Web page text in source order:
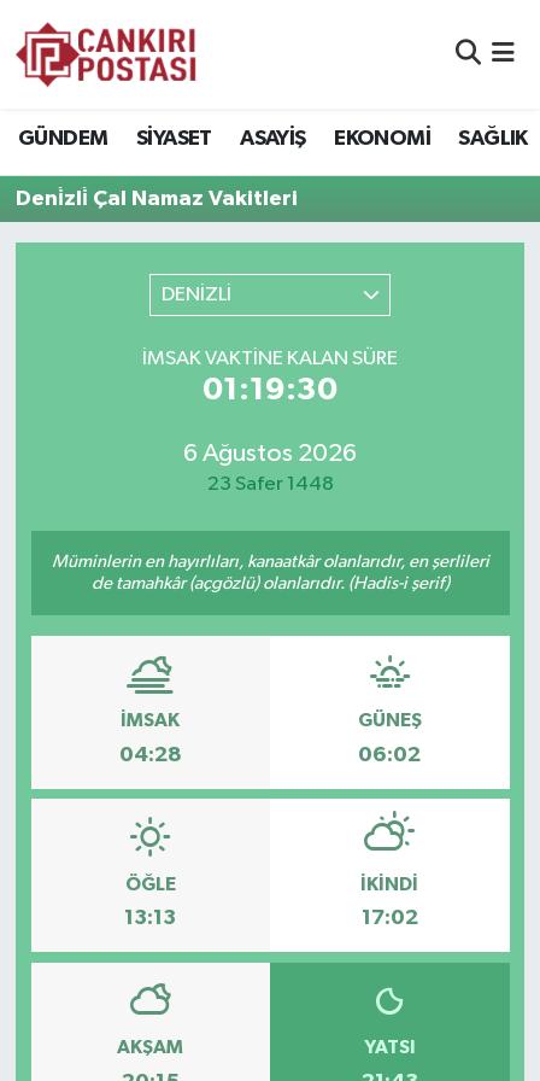
GÜNDEM SİYASET ASAYİŞ EKONOMİ SAĞLIK
Deni̇zli̇ Çal Namaz Vakitleri
DENİZLİ
İMSAK VAKTİNE KALAN SÜRE
01:19:30
6 Ağustos 2026
23 Safer 1448
Müminlerin en hayırlıları, kanaatkâr olanlarıdır, en şerlileri
de tamahkâr (açgözlü) olanlarıdır. (Hadis-i şerif)
İMSAK
04:28
GÜNEŞ
06:02
ÖĞLE
13:13
İKINDI
17:02
AKŞAM YATSI
ASAYİŞ
EKONOMİ
ÇEVRE
RESMİ İLANLAR
KÜLTÜR
TURİZM
MAGAZİN
VEFAT
BİLİM&TEKNOLOJİ
BÖLGE
Namaz Vakitleri
Trafik Durumu
Tüm Manşetler
Son Dakika Haberleri